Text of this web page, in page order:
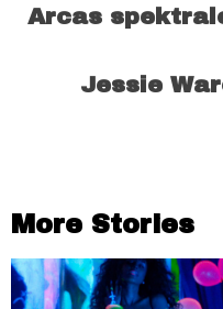
Reading
Arcas
Jessie
More Stories